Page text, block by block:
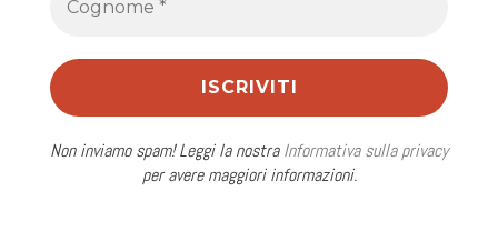
Non inviamo spam! Leggi la nostraInformativa sulla privacy
per avere maggiori informazioni.